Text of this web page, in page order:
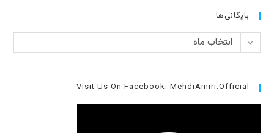
بایگانی‌ها
بایگانی‌هاانتخاب ماه
Visit Us On Facebook: MehdiAmiri.Official